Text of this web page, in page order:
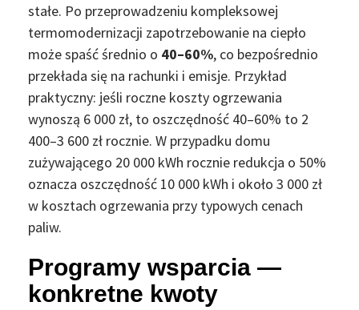
stałe. Po przeprowadzeniu kompleksowej
termomodernizacji zapotrzebowanie na ciepło
może spaść średnio o 40–60%, co bezpośrednio
przekłada się na rachunki i emisje. Przykład
praktyczny: jeśli roczne koszty ogrzewania
wynoszą 6 000 zł, to oszczędność 40–60% to 2
400–3 600 zł rocznie. W przypadku domu
zużywającego 20 000 kWh rocznie redukcja o 50%
oznacza oszczędność 10 000 kWh i około 3 000 zł
w kosztach ogrzewania przy typowych cenach
paliw.
Programy wsparcia —
konkretne kwoty